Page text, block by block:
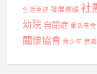
生活重建 發展遲緩 社
幼院 自閉症 董氏基
關懷協會 青少年 音樂